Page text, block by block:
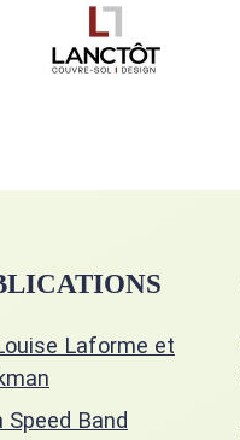
Laforme et
Band